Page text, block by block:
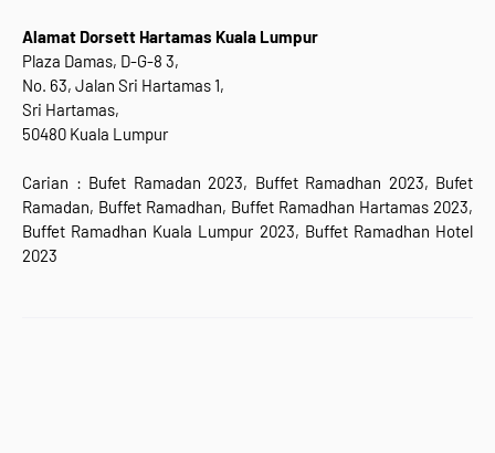
Alamat Dorsett Hartamas Kuala Lumpur
Plaza Damas, D-G-8 3,
No. 63, Jalan Sri Hartamas 1,
Sri Hartamas,
50480 Kuala Lumpur
Carian : Bufet Ramadan 2023, Buffet Ramadhan 2023, Bufet
Ramadan, Buffet Ramadhan, Buffet Ramadhan Hartamas 2023,
Buffet Ramadhan Kuala Lumpur 2023, Buffet Ramadhan Hotel
2023